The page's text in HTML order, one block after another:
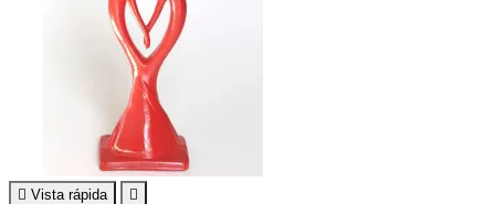
 Vista rápida
